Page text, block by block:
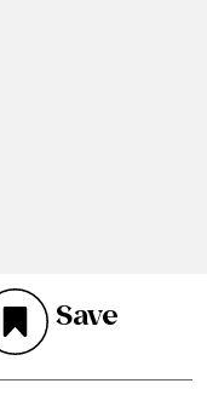
Save